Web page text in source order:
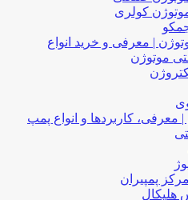
موتوژن کولری
| معرفی و خرید انواع
موتوژن
کاربردها و انواع پمپ
پمپیران
هلیکال